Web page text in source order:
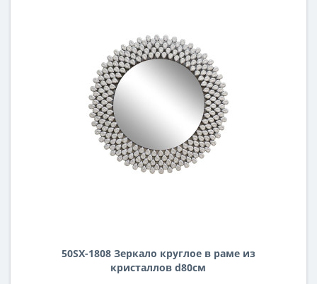
50SX-1808 Зеркало круглое в раме из
кристаллов d80см